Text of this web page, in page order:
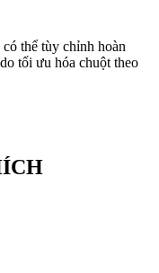
thể tùy chỉnh hoàn
tối ưu hóa chuột theo